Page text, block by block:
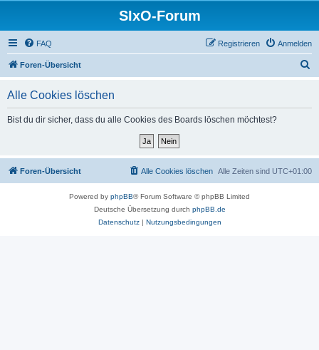
SIxO-Forum
FAQ Anmelden
Registrieren
Foren-Übersicht
Alle Cookies löschen
Bist du dir sicher, dass du alle Cookies des Boards löschen möchtest?
Foren-Übersicht Alle Zeiten sind UTC+01:00
Alle Cookies löschen
Powered by phpBB® Forum Software © phpBB Limited
Deutsche Übersetzung durch phpBB.de
Datenschutz| Nutzungsbedingungen